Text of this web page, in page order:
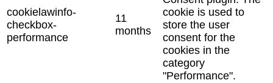
cookielawinfo-
checkbox-
performance
11
months
cookie is used to
store the user
consent for the
cookies in the
category
"Performance".